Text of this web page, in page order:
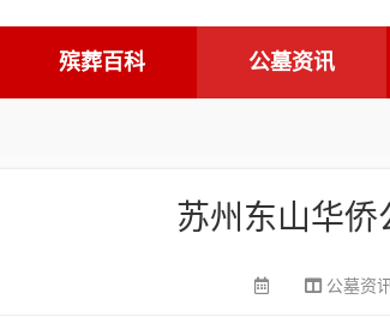
殡葬百科 公墓资讯
苏州东山华侨
公墓资讯